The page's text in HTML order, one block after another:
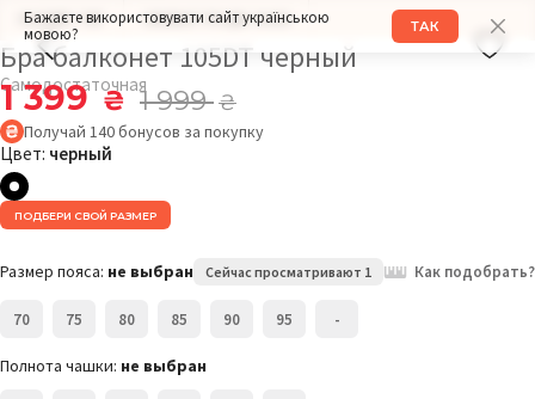
Бажаєте використовувати сайт українською
мовою?
ТАК
РАЗМЕР: 70F ОБХВАТ ГРУДИ: 94СМ
Бра балконет 105DT черный
Самодостаточная
1 399₴ 1 999₴
Получай 140бонусов за покупку
Цвет: черный
ПОДБЕРИ СВОЙ РАЗМЕР
Размер пояса: не выбран Сейчас просматривают 1 Как подобрать?
70 75 80 85 90 95 -
Полнота чашки: не выбран